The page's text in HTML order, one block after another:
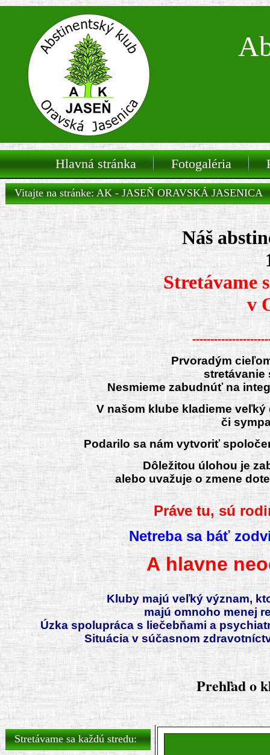
Hlavná stránka Fotogaléria
Vitajte na stránke: AK - JASEŇ ORAVSKÁ JASENICA
Náš
Stretávame
v
Prvoradým
stretávanie
Nesmieme zabudnúť na
V našom klube kladieme
či
Podarilo sa nám vytvoriť
Dôležitou úlohou je
alebo uvažuje o zmene
Práve tu, sú
Netreba sa báť
A hlavne
Kluby majú veľký význam,
majú omnoho menej
Úzka spolupráca s liečebňami a
Situácia v súčasnom
Prehľad o
Stretávame sa každú stredu:
Predchádzajúci
rok
Predchádzajúci
mesiac
Nasledujúci
rok
Nasledujúci
mesiac